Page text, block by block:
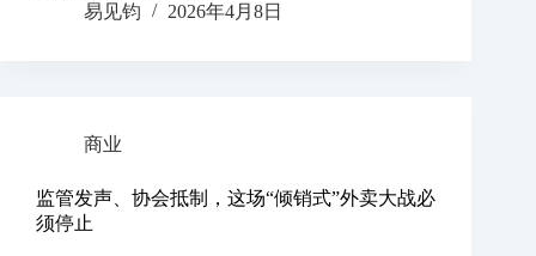
易见钧
2026年4月8日
商业
监管发声、协会抵制，这场“倾销式”外卖大战必
须停止